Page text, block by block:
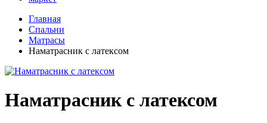
Главная
Спальни
Матрасы
Наматрасник с латексом
Наматрасник с латексом